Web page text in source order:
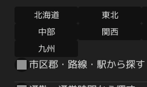
北海道 東北
中部
関西
九州
市区郡・路線・駅から探す